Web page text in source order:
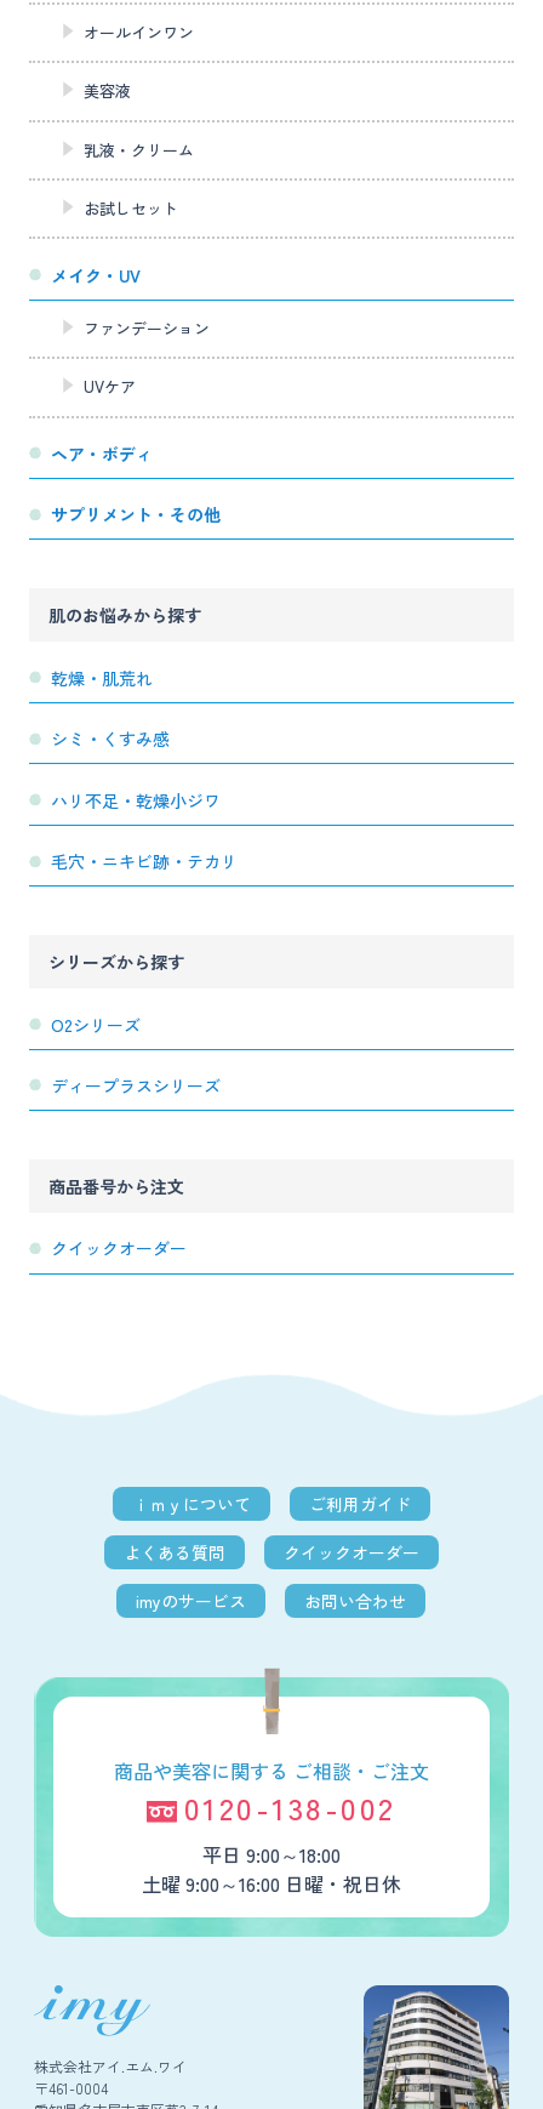
オールインワン
美容液
乳液・クリーム
お試しセット
メイク・UV
ファンデーション
UVケア
ヘア・ボディ
サプリメント・その他
肌のお悩みから探す
乾燥・肌荒れ
シミ・くすみ感
ハリ不足・乾燥小ジワ
毛穴・ニキビ跡・テカリ
シリーズから探す
O2シリーズ
ディープラスシリーズ
商品番号から注文
クイックオーダー
ｉｍｙについて ご利用ガイド
よくある質問 クイックオーダー
imyのサービス お問い合わせ
商品や美容に関する ご相談・ご注文
0120-138-002
平日 9:00～18:00
土曜 9:00～16:00 日曜・祝日休
株式会社アイ.エム.ワイ
〒461-0004